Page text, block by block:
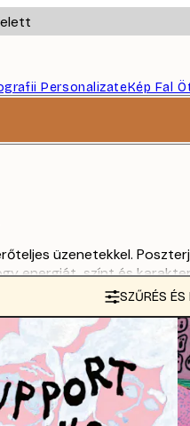
PersonalizateKép Fal
üzenetekkel.
energiát, színt és
SZŰRÉS ÉS